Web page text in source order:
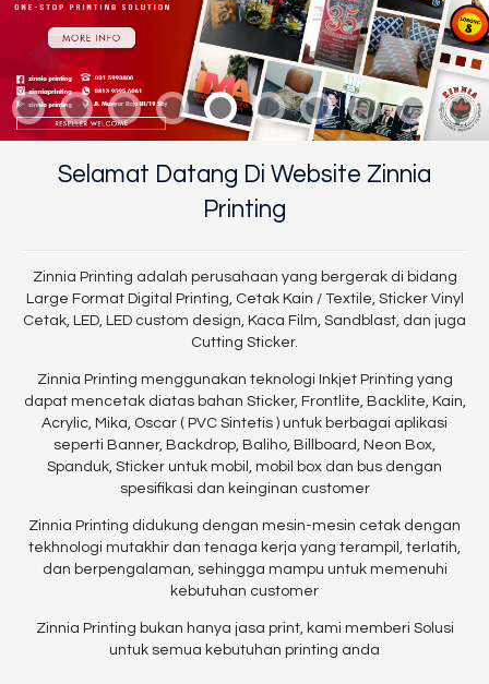
Selamat Datang Di Website Zinnia
Printing
Zinnia Printing adalah perusahaan yang bergerak di bidang
Large Format Digital Printing, Cetak Kain / Textile, Sticker Vinyl
Cetak, LED, LED custom design, Kaca Film, Sandblast, dan juga
Cutting Sticker.
Zinnia Printing menggunakan teknologi Inkjet Printing yang
dapat mencetak diatas bahan Sticker, Frontlite, Backlite, Kain,
Acrylic, Mika, Oscar ( PVC Sintetis ) untuk berbagai aplikasi
seperti Banner, Backdrop, Baliho, Billboard, Neon Box,
Spanduk, Sticker untuk mobil, mobil box dan bus dengan
spesifikasi dan keinginan customer
Zinnia Printing didukung dengan mesin-mesin cetak dengan
tekhnologi mutakhir dan tenaga kerja yang terampil, terlatih,
dan berpengalaman, sehingga mampu untuk memenuhi
kebutuhan customer
Zinnia Printing bukan hanya jasa print, kami memberi Solusi
untuk semua kebutuhan printing anda